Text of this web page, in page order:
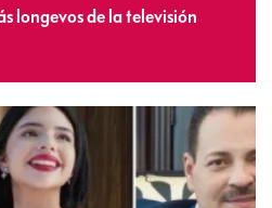
longevos de la televisión